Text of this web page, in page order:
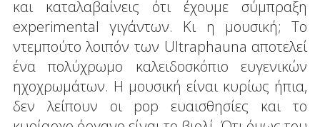
και καταλαβαίνεις ότι έχουμε σύμπραξη
experimental γιγάντων. Κι η μουσική; Το
ντεμπούτο λοιπόν των Ultraphauna αποτελεί
ένα πολύχρωμο καλειδοσκόπιο ευγενικών
ηχοχρωμάτων. Η μουσική είναι κυρίως ήπια,
δεν λείπουν οι pop ευαισθησίες και το